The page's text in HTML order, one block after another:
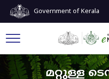
Government of Kerala
മറ്റുള്ള